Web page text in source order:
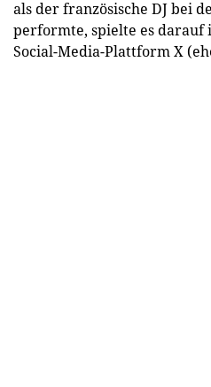
als der französische DJ bei
performte, spielte es darauf
Social-Media-Plattform X